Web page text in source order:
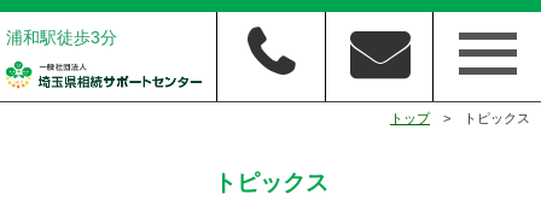
浦和駅徒歩3分
トップ> トピックス
トピックス